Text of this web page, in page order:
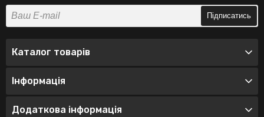
Підписатись
Каталог товарів
Інформація
Додаткова інформація